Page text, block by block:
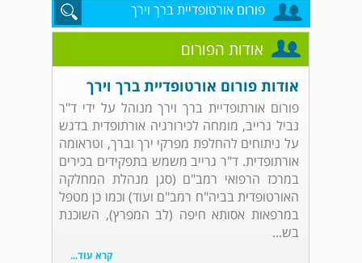
פורום אורטופדיית ברך וירך
אודות הפורום
אודות פורום אורטופדיית ברך וירך
פורום אורתופדיית ברך וירך מנוהל על ידי ד"ר
נביל גרייב, מומחה לכירורגיה אורתופדית בדגש
על ניתוחים להחלפת מפרקי ירך וברך, וטראומה
אורתופדית. ד"ר גרייב משמש בתפקידים בכירים
במרכז הרפואי רמב"ם (סגן מנהלת המחלקה
האורטופדית בביה"ח רמב"ם ועוד) וכמו כן מטפל
במרפאות אסותא חיפה (לב המפרץ), השוכנת
בש...
קרא עוד...